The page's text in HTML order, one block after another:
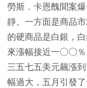
勞斯．卡恩醜聞案
靜。一方面是商品
的硬商品是白銀，
來漲幅接近一○○％
三五七五美元飆漲
幅過大，五月引發